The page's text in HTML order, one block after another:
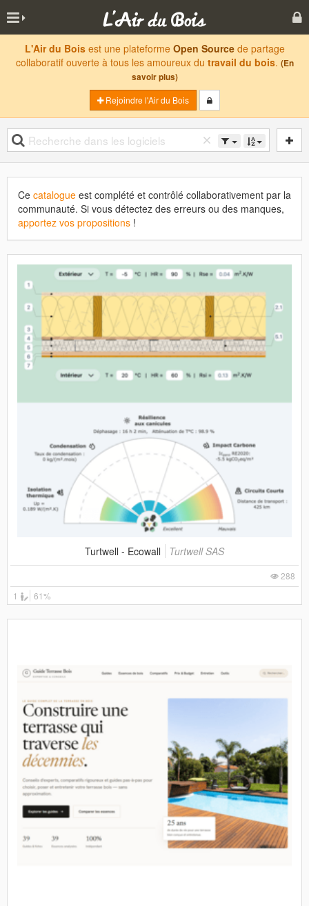
L'Air du Boisest une plateforme Open Sourcede partage
collaboratif ouverte à tous les amoureux du travail du bois. (En
savoir plus)
Rejoindre l'Air du Bois
Ce catalogue est complété et contrôlé collaborativement par la
communauté. Si vous détectez des erreurs ou des manques,
apportez vos propositions !
Turtwell - Ecowall Turtwell SAS
288
1
61%